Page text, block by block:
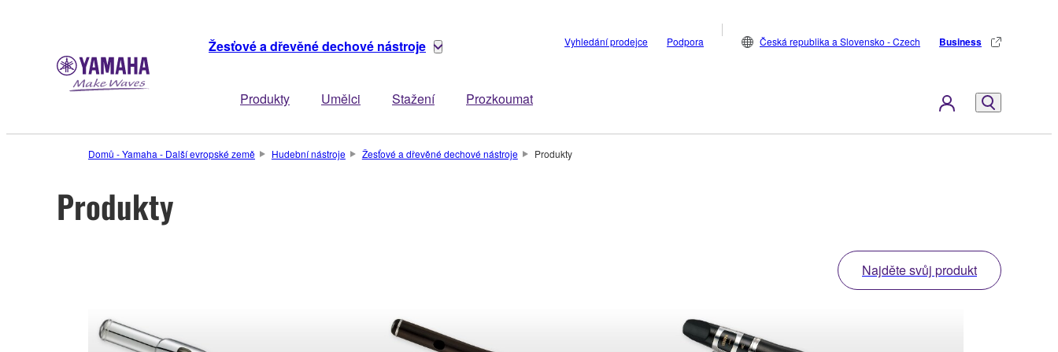
Žesťové a dřevěné dechové nástroje
Produkty Umělci Stažení Prozkoumat
Vyhledání prodejce Podpora Česká republika a Slovensko - Czech Business
Domů - Yamaha - Další evropské země Hudební nástroje Žesťové a dřevěné dechové nástroje Produkty
Produkty
Najděte svůj produkt